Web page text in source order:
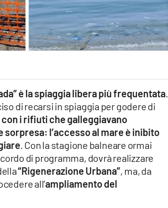
è la spiaggia libera più frequentata.
di recarsi in spiaggia per godere di
i rifiuti che galleggiavano
sorpresa: l’accesso al mare è inibito
. Con la stagione balneare ormai
di programma, dovrà realizzare
“Rigenerazione Urbana”, ma, da
all’ampliamento del